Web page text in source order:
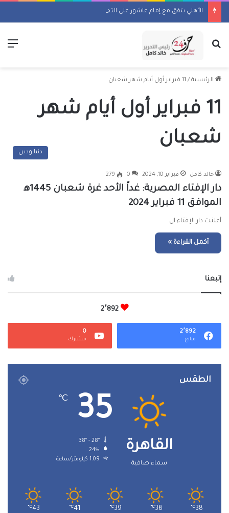
بحث عن
الرئيسية / 11 فبراير أول أيام شهر شعبان
11 فبراير أول أيام شهر
شعبان
دنيا ودين
خالد كامل فبراير 10, 2024 0
279
دار الإفتاء المصرية: غداً الأحد غرة شعبان 1445ه‍
الموافق 11 فبراير 2024
أعلنت دار الإفتاء ال
أكمل القراءة »
إتبعنا
2٬892
2٬892
متابع
0
مشترك
الطقس
القاهرة
سماء صافية
35
℃
24%
1.09 كيلومتر/ساعة
38
℃
38
℃
39
℃
41
℃
43
℃